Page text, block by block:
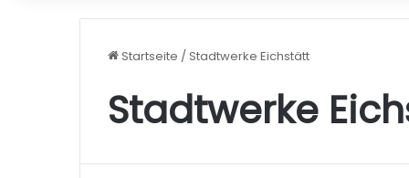
Startseite /Stadtwerke Eichstätt
Stadtwerke